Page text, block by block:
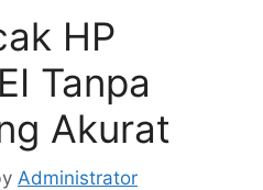
HP
Tanpa
Akurat
Administrator